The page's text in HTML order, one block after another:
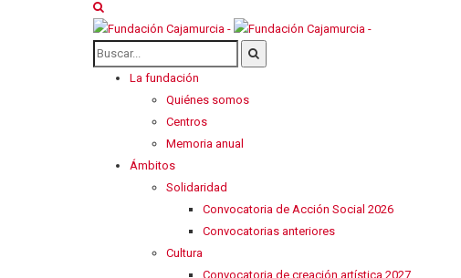
La fundación
Quiénes somos
Centros
Memoria anual
Ámbitos
Solidaridad
Convocatoria de Acción Social 2026
Convocatorias anteriores
Cultura
Convocatoria de creación artística 2027